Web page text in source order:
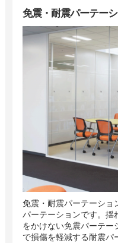
免震・耐震パーテー
免震・耐震パーテーショ
パーテーションです。揺
をかけない免震パーテー
で損傷を軽減する耐震パ